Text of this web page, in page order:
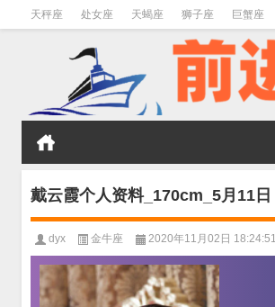
天秤座 处女座 天蝎座 狮子座 巨蟹座
戴云霞个人资料_170cm_5月11日
dyx 金牛座 2020年11月02日 18:24:51